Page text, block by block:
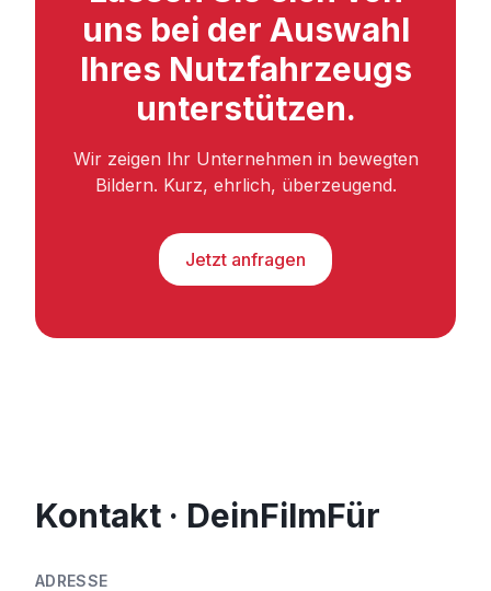
uns bei der Auswahl
Ihres Nutzfahrzeugs
unterstützen.
Wir zeigen Ihr Unternehmen in bewegten
Bildern. Kurz, ehrlich, überzeugend.
Jetzt anfragen
Kontakt · DeinFilmFür
ADRESSE